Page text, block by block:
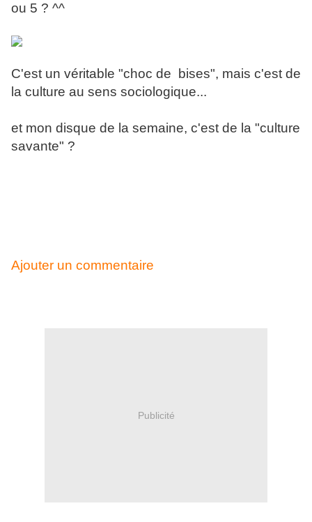
ou 5 ? ^^
C'est un véritable "choc de bises", mais c'est de
la culture au sens sociologique...
et mon disque de la semaine, c'est de la "culture
savante" ?
Ajouter un commentaire
Publicité